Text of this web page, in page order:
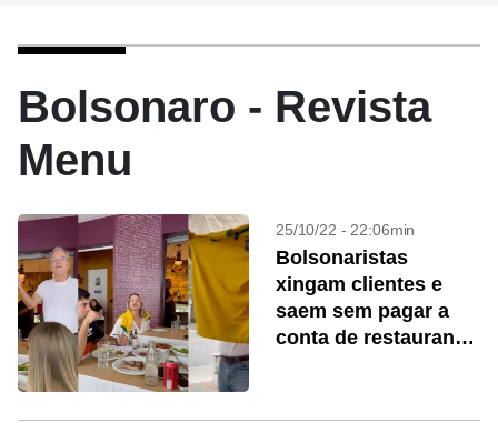
Bolsonaro - Revista
Menu
25/10/22 - 22:06min
Bolsonaristas
xingam clientes e
saem sem pagar a
conta de restaurante